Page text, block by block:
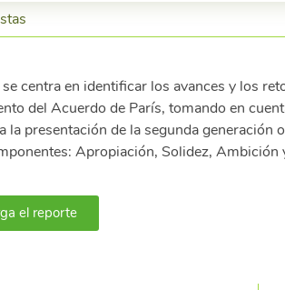
centra en identificar los avances y los
del Acuerdo de París, tomando en
la presentación de la segunda generación
Apropiación, Solidez, Ambición
el reporte